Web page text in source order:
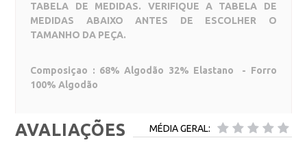
TABELA DE MEDIDAS. VERIFIQUE A TABELA DE
MEDIDAS ABAIXO ANTES DE ESCOLHER O
TAMANHO DA PEÇA.
Composiçao : 68% Algodão 32% Elastano - Forro
100% Algodão
AVALIAÇÕES MÉDIA GERAL: